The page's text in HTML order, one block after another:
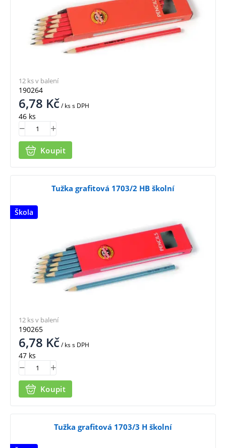
190264
6,78 Kč/ kss DPH
46 ks
Koupit
12 ks v balení
Škola
Tužka grafitová 1703/2 HB školní
190265
6,78 Kč/ kss DPH
47 ks
Koupit
12 ks v balení
Tužka grafitová 1703/3 H školní